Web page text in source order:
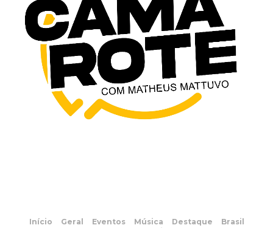
Início Geral Eventos Música Destaque
Brasil